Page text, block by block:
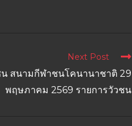
Next Post
สนามกีฬาชนโคนานาชาติ 29
พฤษภาคม 2569 รายการวัวชน